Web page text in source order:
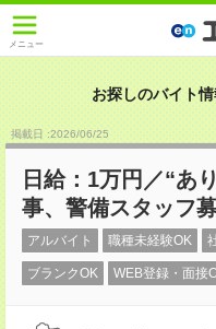
メニュー
お探しのバイト
掲載日 :2026/06/25
日給：1万円／“あ
事、警備スタッフ
アルバイト 職種未経験OK
ブランクOK WEB登録・面接